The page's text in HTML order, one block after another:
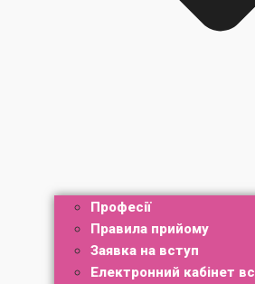
Професії
Правила прийому
Заявка на вступ
Електронний кабінет